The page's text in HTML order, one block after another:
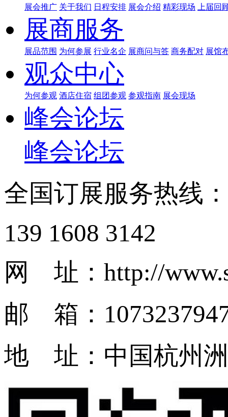
展会推广 关于我们 日程安排 展会介绍 精彩现场 上届回
展商服务
展品范围 为何参展 行业名企 展商问与答 商务配对 展馆
观众中心
为何参观 酒店住宿 组团参观 参观指南 展会现场
峰会论坛
峰会论坛
全国订展服务热线：
139 1608 3142
网 址：http://
邮 箱：
地 址：中国杭州